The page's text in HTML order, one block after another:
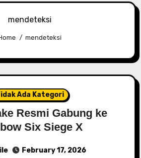
mendeteksi
mendeteksi
Ada Kategori
Resmi Gabung ke
Six Siege X
February 17, 2026